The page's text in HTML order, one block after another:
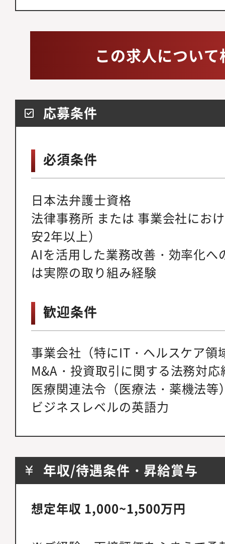
この求人につい
応募条件
必須条件
日本法弁護士資格
法律事務所 または 事業会社にお
安2年以上）
AIを活用した業務改善・効率化へ
は実際の取り組み経験
歓迎条件
事業会社（特にIT・ヘルスケア領
M&A・投資取引に関する法務対応
医療関連法令（医療法・薬機法等
ビジネスレベルの英語力
年収/待遇条件・昇給賞与
想定年収 1,000~1,500万円